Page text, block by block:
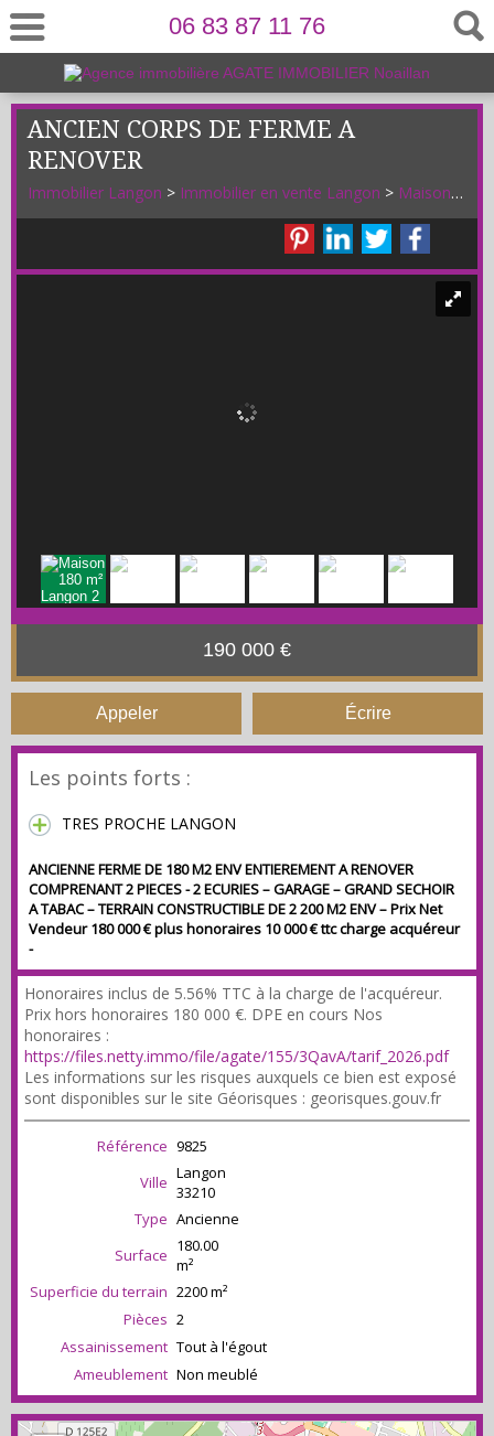
06 83 87 11 76
ANCIEN CORPS DE FERME A
RENOVER
Immobilier Langon > Immobilier en vente Langon > Maison Ancienne en vente Langon
190 000 €
Appeler Écrire
Les points forts :
TRES PROCHE LANGON
ANCIENNE FERME DE 180 M2 ENV ENTIEREMENT A RENOVER
COMPRENANT 2 PIECES - 2 ECURIES – GARAGE – GRAND SECHOIR
A TABAC – TERRAIN CONSTRUCTIBLE DE 2 200 M2 ENV – Prix Net
Vendeur 180 000 € plus honoraires 10 000 € ttc charge acquéreur
-
Honoraires inclus de 5.56% TTC à la charge de l'acquéreur.
Prix hors honoraires 180 000 €. DPE en cours Nos
honoraires :
https://files.netty.immo/file/agate/155/3QavA/tarif_2026.pdf
Les informations sur les risques auxquels ce bien est exposé
sont disponibles sur le site Géorisques : georisques.gouv.fr
Référence 9825
Ville Langon
33210
Type Ancienne
Surface 180.00
m²
Superficie du terrain 2200 m²
Pièces 2
Assainissement Tout à l'égout
Ameublement Non meublé